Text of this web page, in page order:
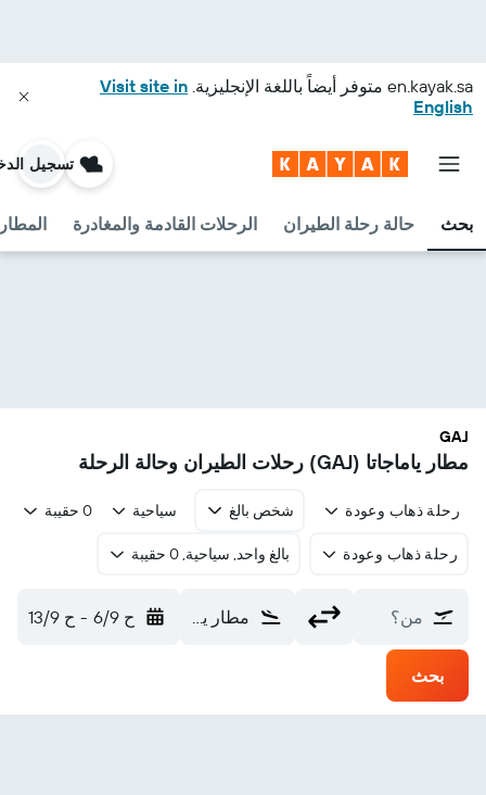
en.kayak.sa متوفر أيضاً باللغة الإنجليزية. Visit site in
English
بحث حالة رحلة الطيران الرحلات القادمة والمغادرة
تسجيل
GAJ
مطار ياماجاتا (GAJ) رحلات الطيران وحالة الرحلة
رحلة ذهاب وعودة شخص بالغ سياحية 0 حقيبة
رحلة ذهاب وعودة بالغ واحد, سياحية, 0 حقيبة
من؟ مطار ياماجاتا (GAJ) ح 6/9 - ح 13/9
بحث